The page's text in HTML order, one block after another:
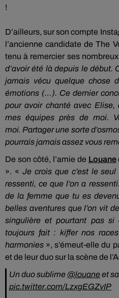
!
D’ailleurs, sur son compte
l’ancienne candidate de The
tenu à remercier ses
d’avoir été là depuis le début.
jamais vécu quelque chose
émotions (…). Ce dernier
pour avoir chantéavec Elise,
mes équipes près de moi.
moi. Partager une sorte
pourrais jamais assez vous
De son côté, l’amie de Louane
». « Je crois que c’est le
ressenti, ce que l’on a ressenti.
de la femme que tu es
belles aventures que l’on vit
singulière et pourtant pas si
toujours fait : kiffernos
harmonies », s’émeut-elle du
et de leur duo sur la scène de
Un duo sublime @louaneet
pic.twitter.com/LzxgEGZvIP